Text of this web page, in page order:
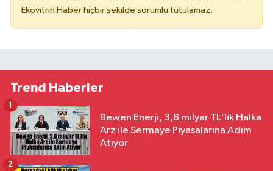
Ekovitrin Haber hiçbir şekilde sorumlu tutulamaz.
Trend Haberler
Bewen Enerji, 3,8 milyar TL'lik Halka
Arz ile Sermaye Piyasalarına Adım
Atıyor
1
2